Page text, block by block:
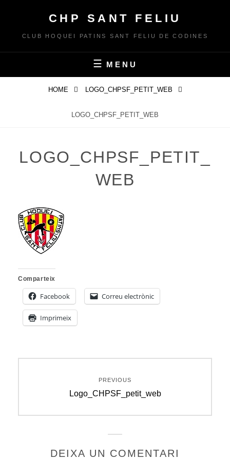
content
CHP SANT FELIU
CLUB HOQUEI PATINS SANT FELIU DE CODINES
MENU
HOME LOGO_CHPSF_PETIT_WEB
LOGO_CHPSF_PETIT_WEB
LOGO_CHPSF_PETIT_
WEB
Comparteix
Facebook Correu electrònic
Imprimeix
d'entrades
PREVIOUS
Previous
Logo_CHPSF_petit_web
DEIXA UN COMENTARI